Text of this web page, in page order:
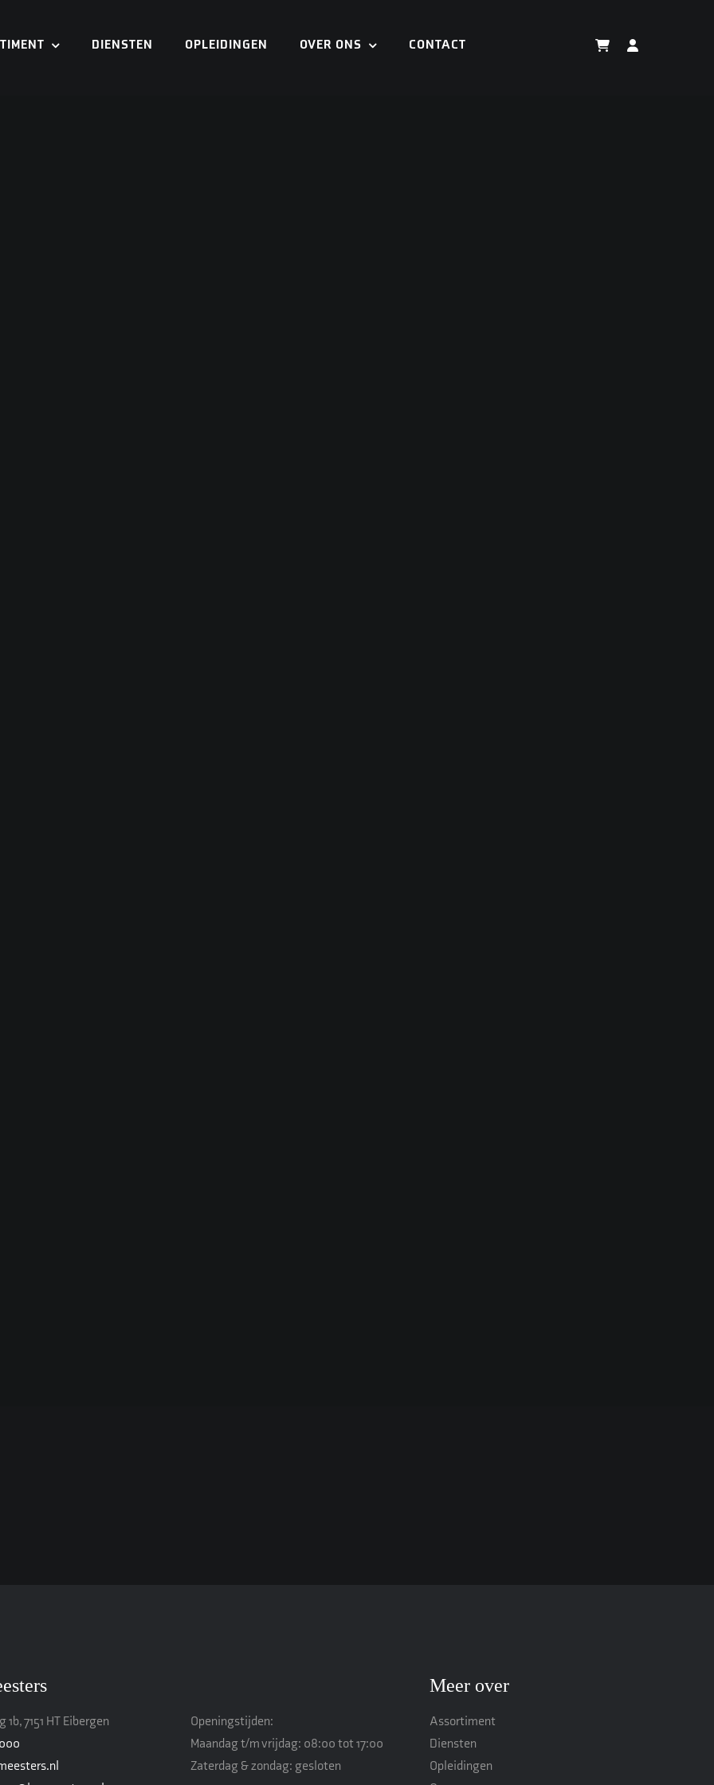
DIENSTEN OPLEIDINGEN OVER ONS CONTACT
7151 HT Eibergen
Openingstijden:
Maandag t/m vrijdag: 08:00 tot 17:00
Zaterdag & zondag: gesloten
Meer over
Assortiment
Diensten
Opleidingen